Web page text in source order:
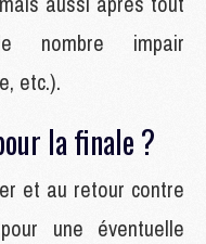
nombre impair
etc.).
la finale ?
et au retour contre
une éventuelle